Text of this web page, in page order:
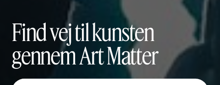
Find vej til kunsten
gennem Art Matter
Unge kunstnerstemmer: Yi
Ten Lai Fernández